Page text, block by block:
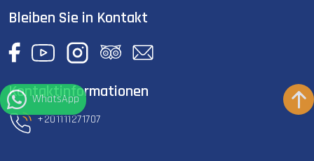
Bleiben Sie in Kontakt
Kontaktinformationen
+201111271707
WhatsApp